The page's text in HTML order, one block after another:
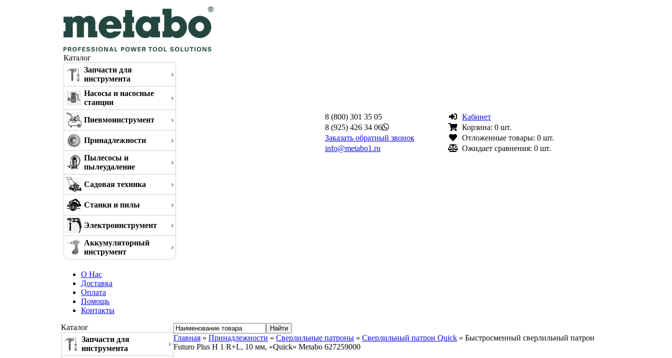
Каталог
Запчасти для
инструмента
Насосы и насосные
станции
Пневмоинструмент
Принадлежности
Пылесосы и
пылеудаление
Садовая техника
Станки и пилы
Электроинструмент
Аккумуляторный
инструмент
8 (800) 301 35 05
8 (925) 426 34 06
Заказать обратный звонок
info@metabo1.ru
Кабинет
Корзина: 0 шт.
Отложенные товары: 0 шт.
Ожидает сравнения: 0 шт.
О Нас
Доставка
Оплата
Помощь
Контакты
Каталог
Запчасти для
инструмента
Главная » Принадлежности » Сверлильные патроны » Сверлильный патрон Quick » Быстросменный сверлильный патрон
Futuro Plus H 1 R+L, 10 мм, «Quick» Metabo 627259000